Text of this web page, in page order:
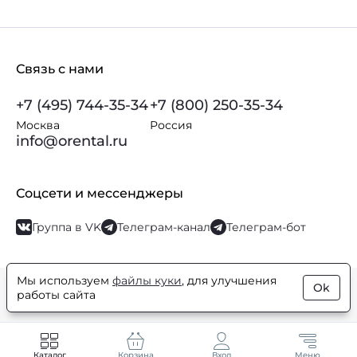
Связь с нами
+7 (495) 744-35-34
Москва
+7 (800) 250-35-34
Россия
info@orental.ru
Соцсети и мессенджеры
Группа в VK Телеграм-канал Телеграм-бот
© Orental.ru 2007–2026Интернет-магазин парфюмерии и
косметики
Мы используем файлы куки, для улучшения
работы сайта
Ok